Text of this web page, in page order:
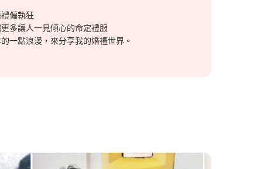
偏執狂
多讓人一見傾心的命定禮服
一點浪漫，來分享我的婚禮世界。